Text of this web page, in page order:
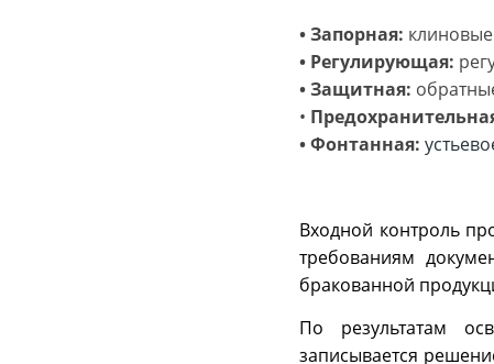
• Запорная:
• Регулирующая:
• Защитная:
•
• Фонтанная:
Входной контроль
требованиям
бракованной
По результатам
записывается